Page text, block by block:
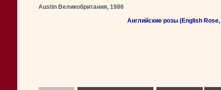
Austin Великобритания, 1986
Английские розы (English